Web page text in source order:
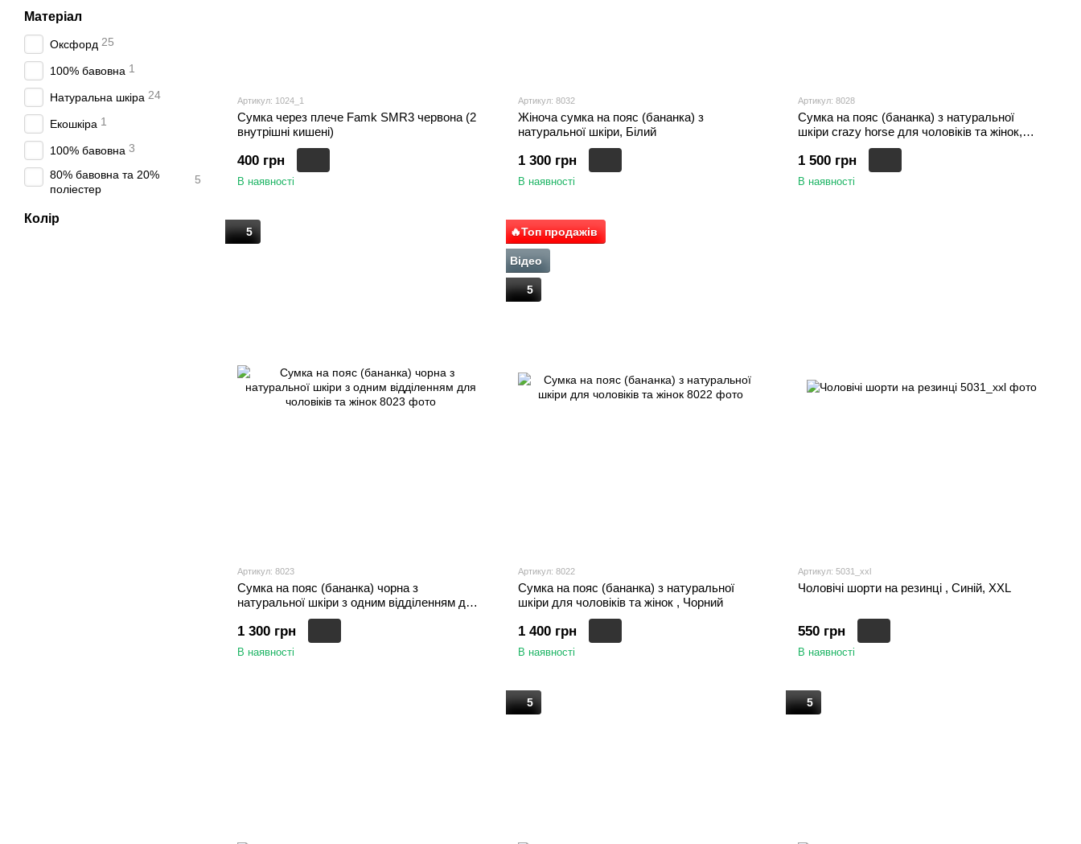
Артикул: 1024_1
Сумка через плече Famk SMR3 червона (2
внутрішні кишені)
400 грн
В наявності
Артикул: 8032
Жіноча сумка на пояс (бананка) з
натуральної шкіри, Білий
1 300 грн
В наявності
Артикул: 8028
Сумка на пояс (бананка) з натуральної
шкіри crazy horse для чоловіків та жінок,
Темно-коричневий
1 500 грн
В наявності
5
Артикул: 8023
Сумка на пояс (бананка) чорна з
натуральної шкіри з одним відділенням для
чоловіків та жінок , Чорний
1 300 грн
В наявності
🔥Топ продажів
Відео
5
Артикул: 8022
Сумка на пояс (бананка) з натуральної
шкіри для чоловіків та жінок , Чорний
1 400 грн
В наявності
Артикул: 5031_ххl
Чоловічі шорти на резинці , Синій, XXL
550 грн
В наявності
5 5
Матеріал
Оксфорд 25
100% бавовна 1
Натуральна шкіра 24
Екошкіра 1
100% бавовна 3
80% бавовна та 20%
поліестер
5
Колір